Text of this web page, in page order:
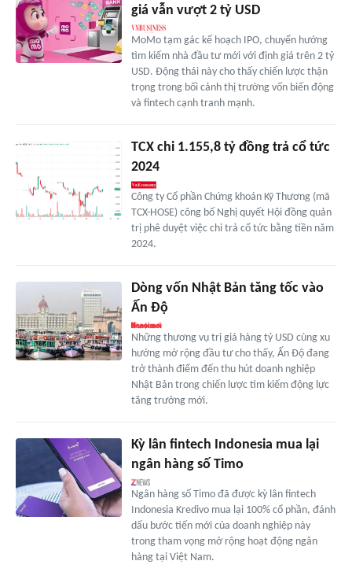
giá vẫn vượt 2 tỷ USD
MoMo tạm gác kế hoạch IPO, chuyển hướng
tìm kiếm nhà đầu tư mới với định giá trên 2 tỷ
USD. Động thái này cho thấy chiến lược thận
trọng trong bối cảnh thị trường vốn biến động
và fintech cạnh tranh mạnh.
TCX chi 1.155,8 tỷ đồng trả cổ tức
2024
Công ty Cổ phần Chứng khoán Kỹ Thương (mã
TCX-HOSE) công bố Nghị quyết Hội đồng quản
trị phê duyệt việc chi trả cổ tức bằng tiền năm
2024.
Dòng vốn Nhật Bản tăng tốc vào
Ấn Độ
Những thương vụ trị giá hàng tỷ USD cùng xu
hướng mở rộng đầu tư cho thấy, Ấn Độ đang
trở thành điểm đến thu hút doanh nghiệp
Nhật Bản trong chiến lược tìm kiếm động lực
tăng trưởng mới.
Kỳ lân fintech Indonesia mua lại
ngân hàng số Timo
Ngân hàng số Timo đã được kỳ lân fintech
Indonesia Kredivo mua lại 100% cổ phần, đánh
dấu bước tiến mới của doanh nghiệp này
trong tham vọng mở rộng hoạt động ngân
hàng tại Việt Nam.